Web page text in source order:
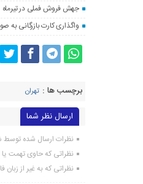
جهش فروش فملی در تیرماه ۱۴۰۵
واگذاری کارت بازرگانی به
برچسب ها : تهران
ارسال نظر شما
نظرات ارسال شده توسط
نظراتی که حاوی تهمت
نظراتی که به غیر از